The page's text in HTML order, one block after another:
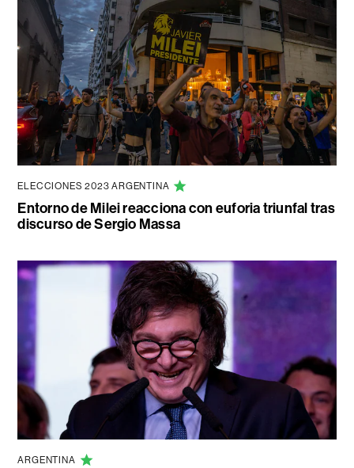
ELECCIONES 2023 ARGENTINA
Entorno de Milei reacciona con euforia triunfal tras
discurso de Sergio Massa
ARGENTINA